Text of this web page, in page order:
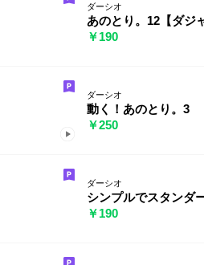
ダーシオ
あのとり。12【ダジ
￥190
ダーシオ
動く！あのとり。3
￥250
ダーシオ
シンプルでスタンダ
￥190